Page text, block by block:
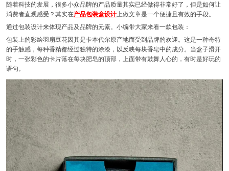
随着科技的发展，很多小众品牌的产品质量其实已经做得非常好了，但是如何让
消费者直观感受？其实在产品包装盒设计上做文章是一个便捷且有效的手段。
通过包装设计来体现产品及品牌的元素。小编带大家来看一款包装：
包装上的彩绘羽扇豆花因其是卡本代尔原产地而受到品牌的欢迎。这是一种奇特
的手触感，每种香精都经过独特的涂漆，以反映每块香皂中的成分。当盒子滑开
时，一张彩色的卡片落在每块肥皂的顶部，上面带有鼓舞人心的，有时是好玩的
语句。